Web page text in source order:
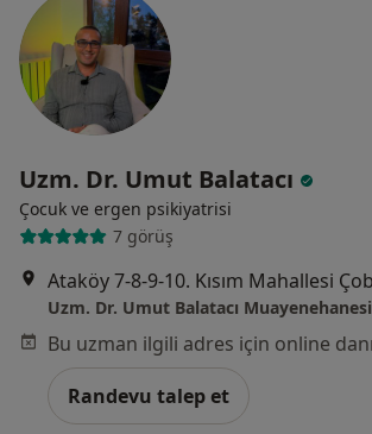
Uzm. Dr. Umut Balatacı
Çocuk ve ergen psikiyatrisi
7 görüş
Uzm. Dr. Umut Balatacı Muayenehanesi
Randevu talep et